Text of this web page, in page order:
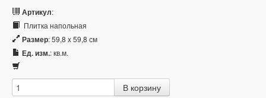
Артикул:
Плитка напольная
Размер: 59,8 x 59,8 см
Ед. изм.: кв.м.